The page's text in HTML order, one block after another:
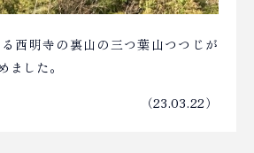
西明寺の裏山の三つ葉山つつじが
ました。
（23.03.22）